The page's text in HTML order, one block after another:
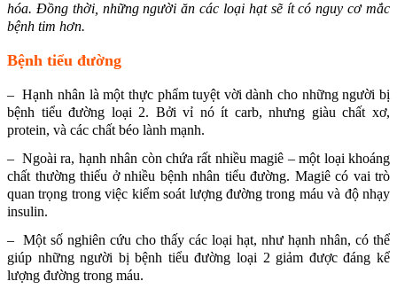
hóa. Đồng thời, những người ăn các loại hạt sẽ ít có nguy cơ mắc
bệnh tim hơn.
Bệnh tiểu đường
– Hạnh nhân là một thực phẩm tuyệt vời dành cho những người bị
bệnh tiểu đường loại 2. Bởi vỉ nó ít carb, nhưng giàu chất xơ,
protein, và các chất béo lành mạnh.
– Ngoài ra, hạnh nhân còn chứa rất nhiều magiê – một loại khoáng
chất thường thiếu ở nhiều bệnh nhân tiểu đường. Magiê có vai trò
quan trọng trong việc kiểm soát lượng đường trong máu và độ nhạy
insulin.
– Một số nghiên cứu cho thấy các loại hạt, như hạnh nhân, có thể
giúp những người bị bệnh tiểu đường loại 2 giảm được đáng kể
lượng đường trong máu.